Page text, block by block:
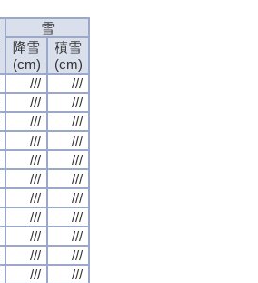
雪
降雪
(cm)
積雪
(cm)
///
///
///
///
///
///
///
///
///
///
///
///
///
///
///
///
///
///
///
///
///
///
雪
降雪
(cm)
積雪
(cm)
///
///
///
///
///
///
///
///
///
///
///
///
///
///
///
///
///
///
///
///
///
///
雪
降雪
(cm)
積雪
(cm)
///
///
///
///
///
///
///
///
///
///
///
///
///
///
///
///
///
///
///
///
///
///
雪
降雪
(cm)
積雪
(cm)
///
///
///
///
///
///
///
///
///
///
///
///
///
///
///
///
///
///
///
///
///
///